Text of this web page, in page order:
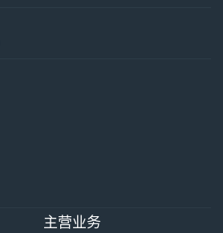
主营业务